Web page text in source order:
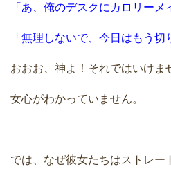
「あ、俺のデスクにカロリーメ
「無理しないで、今日はもう切
おおお、神よ！それではいけま
女心がわかっていません。
では、なぜ彼女たちはストレー